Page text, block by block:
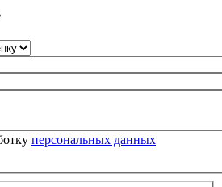
персональных данных